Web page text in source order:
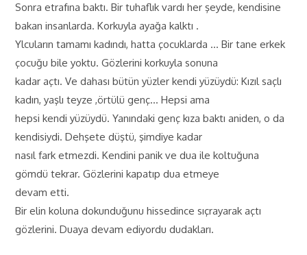
Sonra etrafına baktı. Bir tuhaflık vardı her şeyde, kendisine
bakan insanlarda. Korkuyla ayağa kalktı .
Ylcuların tamamı kadındı, hatta çocuklarda … Bir tane erkek
çocuğu bile yoktu. Gözlerini korkuyla sonuna
kadar açtı. Ve dahası bütün yüzler kendi yüzüydü: Kızıl saçlı
kadın, yaşlı teyze ,örtülü genç… Hepsi ama
hepsi kendi yüzüydü. Yanındaki genç kıza baktı aniden, o da
kendisiydi. Dehşete düştü, şimdiye kadar
nasıl fark etmezdi. Kendini panik ve dua ile koltuğuna
gömdü tekrar. Gözlerini kapatıp dua etmeye
devam etti.
Bir elin koluna dokunduğunu hissedince sıçrayarak açtı
gözlerini. Duaya devam ediyordu dudakları.